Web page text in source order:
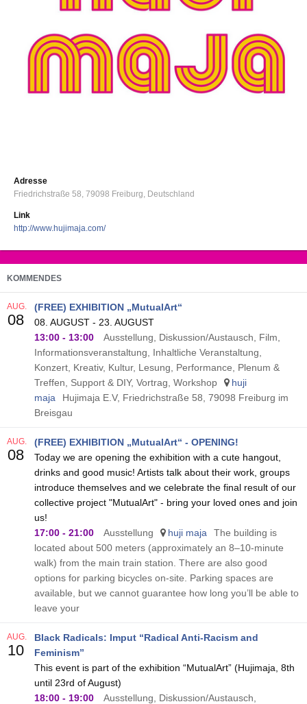
Adresse
Friedrichstraße 58 79098 Freiburg Deutschland
Link
http://www.hujimaja.com/
KOMMENDES
(FREE) EXHIBITION „MutualArt“
08. AUGUST - 23. AUGUST
13:00 - 13:00
Ausstellung, Diskussion/Austausch, Film,
Informationsveranstaltung, Inhaltliche Veranstaltung,
Konzert, Kreativ, Kultur, Lesung, Performance, Plenum &
Treffen, Support & DIY, Vortrag, Workshop
huji
maja
Hujimaja E.V, Friedrichstraße 58, 79098 Freiburg im
Breisgau
AUG.
08
(FREE) EXHIBITION „MutualArt“ - OPENING!
Today we are opening the exhibition with a cute hangout,
drinks and good music! Artists talk about their work, groups
introduce themselves and we celebrate the final result of our
collective project "MutualArt" - bring your loved ones and join
us!
17:00 - 21:00 Ausstellung huji maja
The building is
located about 500 meters (approximately an 8–10-minute
walk) from the main train station. There are also good
options for parking bicycles on-site. Parking spaces are
available, but we cannot guarantee how long you’ll be able to
leave your
AUG.
08
Black Radicals: Imput “Radical Anti-Racism and
Feminism”
This event is part of the exhibition “MutualArt” (Hujimaja, 8th
until 23rd of August)
18:00 - 19:00
Ausstellung, Diskussion/Austausch,
AUG.
10